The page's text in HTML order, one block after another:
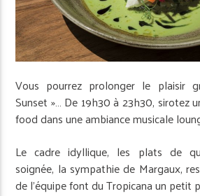
Vous pourrez prolonger le plaisir
Sunset »… De 19h30 à 23h30, sirotez
food dans une ambiance musicale
Le cadre idyllique, les plats de
soignée, la sympathie de Margaux,
de l’équipe font du Tropicana un petit